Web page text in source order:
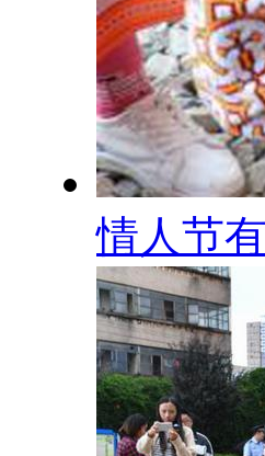
情人节